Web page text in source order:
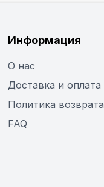
Информация
О нас
Доставка и оплата
Политика возврата
FAQ